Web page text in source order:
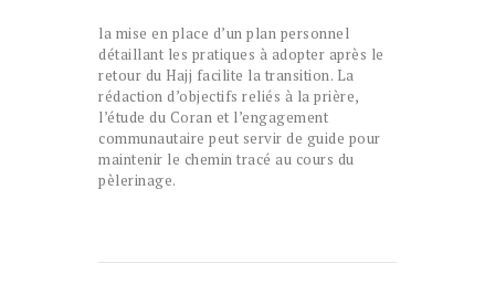
la mise en place d’un plan personnel
détaillant les pratiques à adopter après le
retour du Hajj facilite la transition. La
rédaction d’objectifs reliés à la prière,
l’étude du Coran et l’engagement
communautaire peut servir de guide pour
maintenir le chemin tracé au cours du
pèlerinage.